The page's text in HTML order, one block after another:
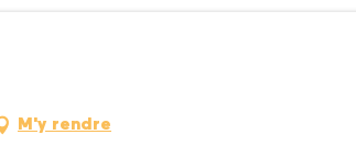
M'y rendre